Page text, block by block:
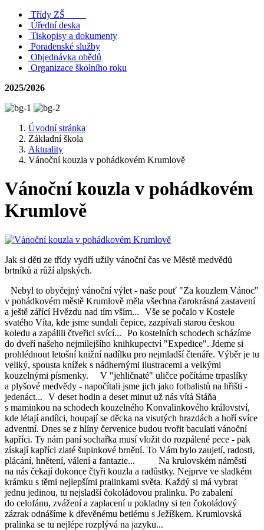
Třídy ZŠ
Úřední deska
Tiskopisy a dokumenty
Poradenské služby
Objednávka obědů
Organizace školního roku
2025/2026
Úvodní stránka
Základní škola
Aktuality
Vánoční kouzla v pohádkovém Krumlově
Vánoční kouzla v pohádkovém
Krumlově
Jak si děti ze třídy vydří užily vánoční čas ve Městě medvědů
brtníků a růží alpských.
Nebyl to obyčejný vánoční výlet - naše pouť "Za kouzlem Vánoc"
v pohádkovém městě Krumlově měla všechna čarokrásná zastavení
a ještě zářící Hvězdu nad tím vším...
Vše se počalo v Kostele
svatého Víta, kde jsme sundali čepice, zazpívali starou českou
koledu a zapálili čtveřici svící...
Po kostelních schodech scházíme
do dveří našeho nejmilejšího knihkupectví "Expedice". Jdeme si
prohlédnout letošní knižní nadílku pro nejmladší čtenáře. Výběr je tu
veliký, spousta knížek s nádhernými ilustracemi a velkými
kouzelnými písmenky.
V "jehličnaté" uličce počítáme trpaslíky
a plyšové medvědy - napočítali jsme jich jako fotbalistů na hřišti -
jedenáct...
V deset hodin a deset minut už nás vítá Stáňa
s maminkou na schodech kouzelného Konvalinkového království,
kde létají andílci, houpají se děcka na visutých hrazdách a hoří svíce
adventní. Dnes se z hlíny červenice budou tvořit baculatí vánoční
kapříci. Ty nám paní sochařka musí vložit do rozpálené pece - pak
získají kapříci zlaté šupinkové brnění. To Vám bylo zaujetí, radosti,
plácání, hnětení, válení a fantazie...
Na krulovském náměstí
na nás čekají dokonce čtyři kouzla a radůstky. Nejprve ve sladkém
krámku s těmi nejlepšími pralinkami světa. Každý si má vybrat
jednu jedinou, tu nejsladší čokoládovou pralinku. Po zabalení
do celofánu, zvážení a zaplacení u pokladny si ten čokoládový
zázrak odnášíme k dřevěnému betlému s Ježíškem. Krumlovská
pralinka se tu nejlépe rozplývá na jazyku...